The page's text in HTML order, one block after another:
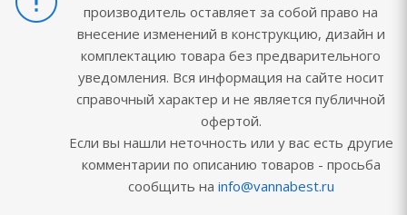
производитель оставляет за собой право на
внесение изменений в конструкцию, дизайн и
комплектацию товара без предварительного
уведомления. Вся информация на сайте носит
справочный характер и не является публичной
офертой.
Если вы нашли неточность или у вас есть другие
комментарии по описанию товаров - просьба
сообщить на info@vannabest.ru